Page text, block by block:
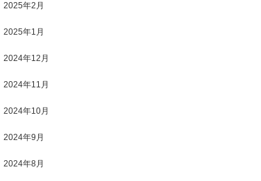
2025年2月
2025年1月
2024年12月
2024年11月
2024年10月
2024年9月
2024年8月